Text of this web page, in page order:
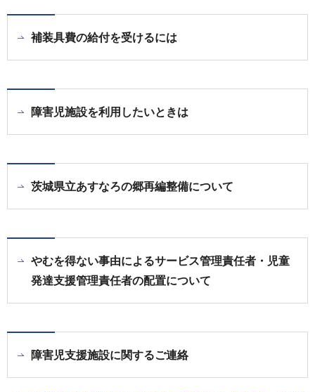
補装具費の給付を受けるには
障害児施設を利用したいときは
茨城県立あすなろの郷再編整備について
やむを得ない事由によるサービス管理責任者・児童
発達支援管理責任者の配置について
障害児支援施設に関するご連絡